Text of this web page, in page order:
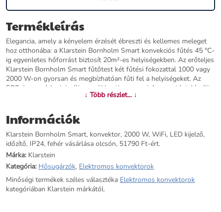
Termékleírás
Elegancia, amely a kényelem érzését ébreszti és kellemes meleget
hoz otthonába: a Klarstein Bornholm Smart konvekciós fűtés 45 °C-
ig egyenletes hőforrást biztosít 20m²-es helyiségekben. Az erőteljes
Klarstein Bornholm Smart fűtőtest két fűtési fokozattal 1000 vagy
2000 W-on gyorsan és megbízhatóan fűti fel a helyiségeket. Az
ECO üzemmód minimálisra csökkenti az energiafogyasztást: kíméli a
környezetet és a pénztárcáját is. A SmartHeat Designnak
hálózatába, és bárhonnan vezérelheti az okostelefonjáról Klarstein
alkalmazásával: kapcsolja be hazafelé, és meleg lakás vár majd Önre
– anélkül, hogy egész nap melegítse. Az IP24 védettségi osztálynak
köszönhetően ez a modern fűtőtest ideális a fürdőszobába is. A
Klarstein Bornholm Smart fűtőtest megbízható hőforrás, a
padlókerekeknek köszönhetően könnyedén áthelyezheti bármely
helyiségbe, és a működése is szuper kényelmes!Megjegyzés: Ez a
termék csak jól szigetelt helyiségekben vagy alkalmi használatra
alkalmas
↓ Több részlet... ↓
Információk
Klarstein Bornholm Smart, konvektor, 2000 W, WiFi, LED kijelző,
időzítő, IP24, fehér vásárlása olcsón, 51790 Ft-ért.
Márka: Klarstein
Kategória: Hősugárzók, Elektromos konvektorok
Minőségi termékek széles választéka Elektromos konvektorok
kategóriában Klarstein márkától.